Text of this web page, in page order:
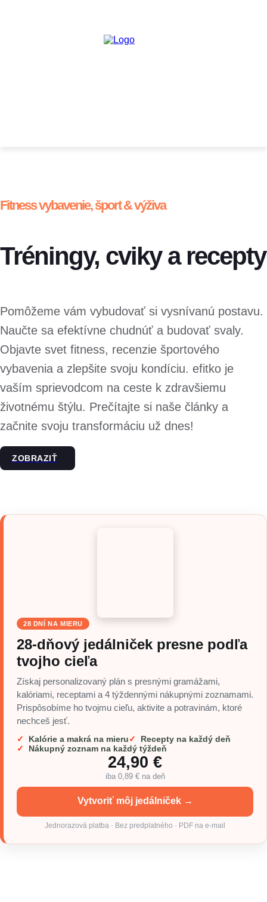
Fitness vybavenie, šport & výživa
Tréningy, cviky a recepty
Pomôžeme vám vybudovať si vysnívanú postavu.
Naučte sa efektívne chudnúť a budovať svaly.
Objavte svet fitness, recenzie športového
vybavenia a zlepšite svoju kondíciu. efitko je
vaším sprievodcom na ceste k zdravšiemu
životnému štýlu. Prečítajte si naše články a
začnite svoju transformáciu už dnes!
ZOBRAZIŤ
28 DNÍ NA MIERU
28-dňový jedálniček presne podľa
tvojho cieľa
Získaj personalizovaný plán s presnými gramážami,
kalóriami, receptami a 4 týždennými nákupnými zoznamami.
Prispôsobíme ho tvojmu cieľu, aktivite a potravinám, ktoré
nechceš jesť.
Kalórie a makrá na mieru
Recepty na každý deň
Nákupný zoznam na každý týždeň
24,90 €
iba 0,89 € na deň
Vytvoriť môj jedálniček →
Jednorazová platba · Bez predplatného · PDF na e-mail